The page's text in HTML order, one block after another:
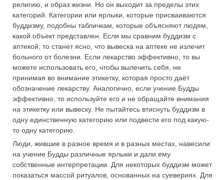
религию, и образ жизни. Но он выходит за пределы этих
категорий. Категории или ярлыки, которые присваиваются
буддизму, подобны табличкам, которые объясняют людям,
какой объект представлен. Если мы сравним буддизм с
аптекой, то станет ясно, что вывеска на аптеке не излечит
больного от болезни. Если лекарство эффективно, то вы
можете использовать его, чтобы вылечить себя, не
принимая во внимание этикетку, которая просто даёт
обозначение лекарству. Аналогично, если учение Будды
эффективно, то используйте его и не обращайте внимания
на этикетку или вывеску. Не пытайтесь втиснуть буддизм в
одну единственную категорию или подвести его под какую-
то одну категорию.
Люди, жившие в разное время и в разных местах, навесили
на учение Будды различные ярлыки и дали ему
собственные интерпретации. Для некоторых буддизм может
показаться массой ритуалов, основанных на суевериях. Для